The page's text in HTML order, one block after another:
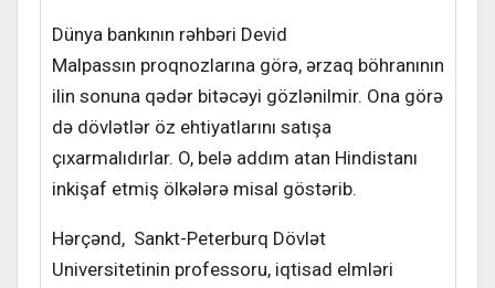
Dünya bankının rəhbəri Devid
Malpassın proqnozlarına görə, ərzaq böhranının
ilin sonuna qədər bitəcəyi gözlənilmir. Ona görə
də dövlətlər öz ehtiyatlarını satışa
çıxarmalıdırlar. O, belə addım atan Hindistanı
inkişaf etmiş ölkələrə misal göstərib.
Hərçənd, Sankt-Peterburq Dövlət
Universitetinin professoru, iqtisad elmləri